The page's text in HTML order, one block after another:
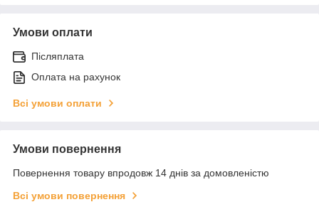
Умови оплати
Післяплата
Оплата на рахунок
Всі умови оплати
Умови повернення
Повернення товару впродовж 14 днів за домовленістю
Всі умови повернення